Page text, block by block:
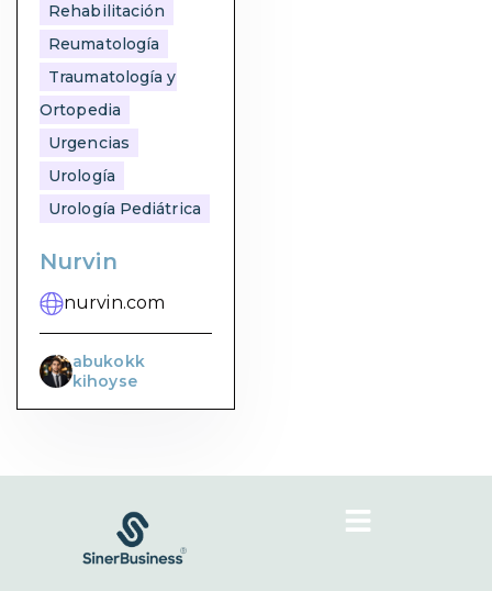
Rehabilitación
Reumatología
Traumatología y
Ortopedia
Urgencias
Urología
Urología Pediátrica
Nurvin
nurvin.com
abukokk
kihoyse